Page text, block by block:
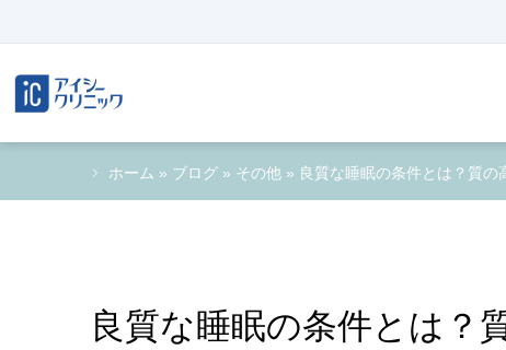
ホーム » ブログ » その他 » 良質な睡眠の条件とは？質
良質な睡眠の条件とは？